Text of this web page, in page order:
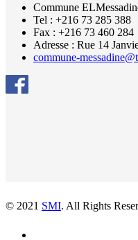
Commune
Tel : +216 73 285 388
Fax : +216 73 460 284
Adresse : Rue 14
commune-
© 2021 SMI. All Rights